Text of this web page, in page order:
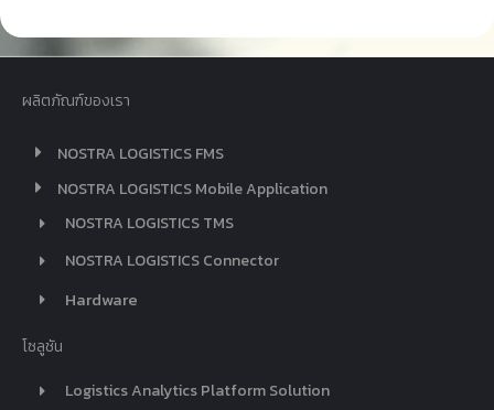
ผลิตภัณฑ์ของเรา
NOSTRA LOGISTICS FMS
NOSTRA LOGISTICS Mobile Application
NOSTRA LOGISTICS TMS
NOSTRA LOGISTICS Connector
Hardware
โซลูชัน
Logistics Analytics Platform Solution